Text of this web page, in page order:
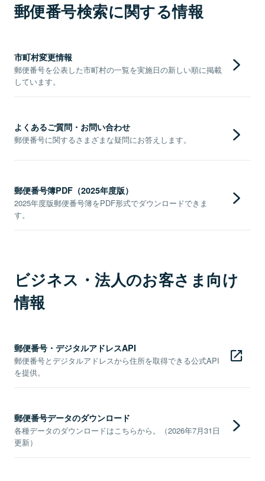
郵便番号検索に関する情報
市町村変更情報
郵便番号を公表した市町村の一覧を実施日の新しい順に掲載
しています。
よくあるご質問・お問い合わせ
郵便番号に関するさまざまな疑問にお答えします。
郵便番号簿PDF（2025年度版）
2025年度版郵便番号簿をPDF形式でダウンロードできま
す。
ビジネス・法人のお客さま向け
情報
郵便番号・デジタルアドレスAPI
郵便番号とデジタルアドレスから住所を取得できる公式API
を提供。
郵便番号データのダウンロード
各種データのダウンロードはこちらから。（2026年7月31日
更新）